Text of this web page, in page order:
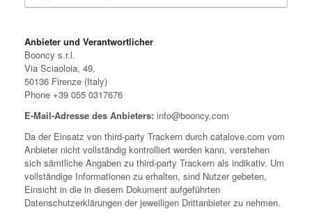
Anbieter und Verantwortlicher
Booncy s.r.l.
Via Sciaoloia, 49,
50136 Firenze (Italy)
Phone +39 055 0317676
E-Mail-Adresse des Anbieters: info@booncy.com
Da der Einsatz von third-party Trackern durch catalove.com vom
Anbieter nicht vollständig kontrolliert werden kann, verstehen
sich sämtliche Angaben zu third-party Trackern als indikativ. Um
vollständige Informationen zu erhalten, sind Nutzer gebeten,
Einsicht in die in diesem Dokument aufgeführten
Datenschutzerklärungen der jeweiligen Drittanbieter zu nehmen.